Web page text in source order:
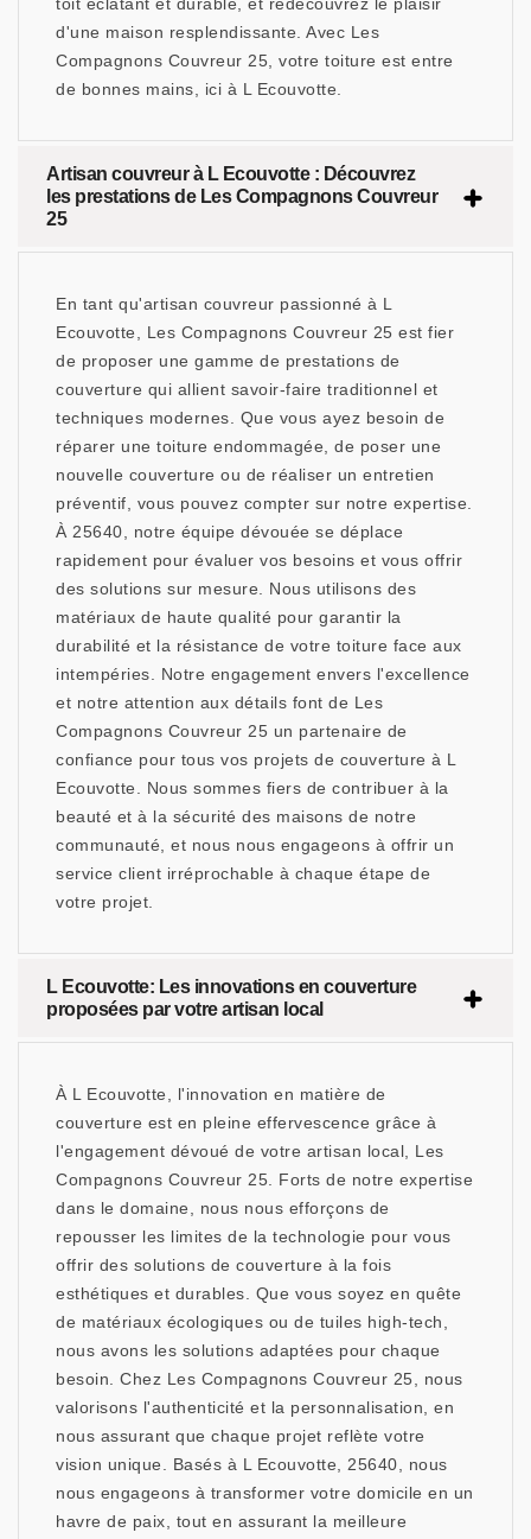
toit éclatant et durable, et redécouvrez le plaisir
d'une maison resplendissante. Avec Les
Compagnons Couvreur 25, votre toiture est entre
de bonnes mains, ici à L Ecouvotte.
Artisan couvreur à L Ecouvotte : Découvrez
les prestations de Les Compagnons Couvreur
25
En tant qu'artisan couvreur passionné à L
Ecouvotte, Les Compagnons Couvreur 25 est fier
de proposer une gamme de prestations de
couverture qui allient savoir-faire traditionnel et
techniques modernes. Que vous ayez besoin de
réparer une toiture endommagée, de poser une
nouvelle couverture ou de réaliser un entretien
préventif, vous pouvez compter sur notre expertise.
À 25640, notre équipe dévouée se déplace
rapidement pour évaluer vos besoins et vous offrir
des solutions sur mesure. Nous utilisons des
matériaux de haute qualité pour garantir la
durabilité et la résistance de votre toiture face aux
intempéries. Notre engagement envers l'excellence
et notre attention aux détails font de Les
Compagnons Couvreur 25 un partenaire de
confiance pour tous vos projets de couverture à L
Ecouvotte. Nous sommes fiers de contribuer à la
beauté et à la sécurité des maisons de notre
communauté, et nous nous engageons à offrir un
service client irréprochable à chaque étape de
votre projet.
L Ecouvotte: Les innovations en couverture
proposées par votre artisan local
À L Ecouvotte, l'innovation en matière de
couverture est en pleine effervescence grâce à
l'engagement dévoué de votre artisan local, Les
Compagnons Couvreur 25. Forts de notre expertise
dans le domaine, nous nous efforçons de
repousser les limites de la technologie pour vous
offrir des solutions de couverture à la fois
esthétiques et durables. Que vous soyez en quête
de matériaux écologiques ou de tuiles high-tech,
nous avons les solutions adaptées pour chaque
besoin. Chez Les Compagnons Couvreur 25, nous
valorisons l'authenticité et la personnalisation, en
nous assurant que chaque projet reflète votre
vision unique. Basés à L Ecouvotte, 25640, nous
nous engageons à transformer votre domicile en un
havre de paix, tout en assurant la meilleure